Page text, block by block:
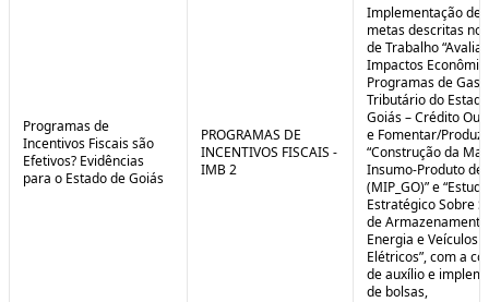
Programas de
Incentivos Fiscais são
Efetivos? Evidências
para o Estado de Goiás
PROGRAMAS DE
INCENTIVOS FISCAIS -
IMB 2
Implementação de
metas descritas
de Trabalho
Impactos
Programas de
Tributário do
Goiás – Crédito
e Fomentar/
“Construção da
Insumo-Produto de
(MIP_GO)” e “Estudo
Estratégico Sobre
de
Energia e Veículos
Elétricos”, com a
de auxílio e
de bolsas,